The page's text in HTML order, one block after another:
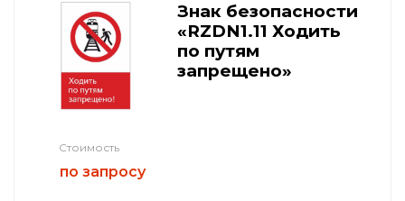
Знак безопасности
«RZDN1.11 Ходить
по путям
запрещено»
Стоимость
по запросу